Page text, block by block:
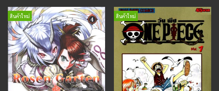
สินค้าใหม่ สินค้าใหม่